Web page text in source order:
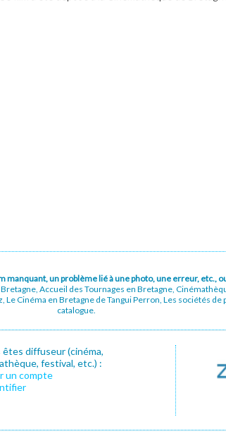
manquant, un problème lié à une photo, une erreur, etc.,
Accueil des Tournages en Bretagne,
Cinéma en Bretagne de Tangui Perron, Les sociétés
catalogue.
êtes diffuseur (cinéma,
festival, etc.) :
un compte